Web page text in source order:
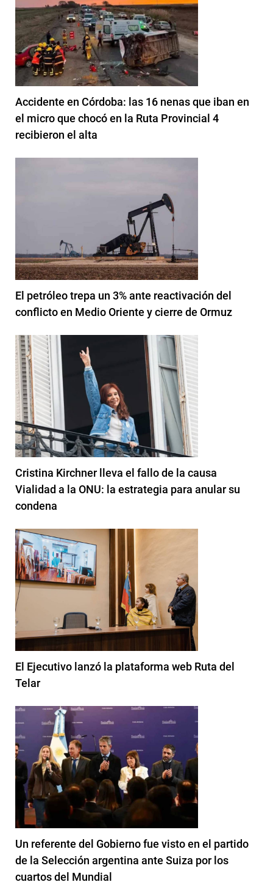
Accidente en Córdoba: las 16 nenas que iban en
el micro que chocó en la Ruta Provincial 4
recibieron el alta
El petróleo trepa un 3% ante reactivación del
conflicto en Medio Oriente y cierre de Ormuz
Cristina Kirchner lleva el fallo de la causa
Vialidad a la ONU: la estrategia para anular su
condena
El Ejecutivo lanzó la plataforma web Ruta del
Telar
Un referente del Gobierno fue visto en el partido
de la Selección argentina ante Suiza por los
cuartos del Mundial